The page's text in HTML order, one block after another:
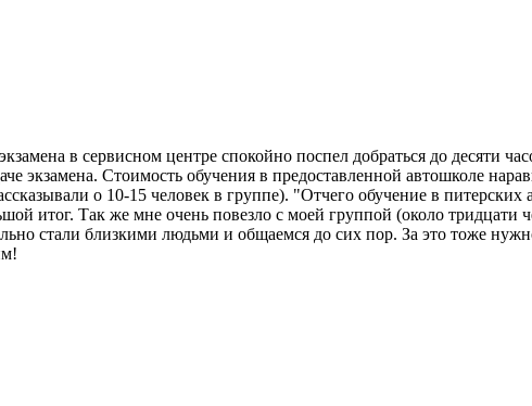
в сервисном центре спокойно поспел добраться до десяти
экзамена. Стоимость обучения в предоставленной автошколе
о 10-15 человек в группе). "Отчего обучение в
итог. Так же мне очень повезло с моей группой (около тридцати
стали близкими людьми и общаемся до сих пор. За это тоже